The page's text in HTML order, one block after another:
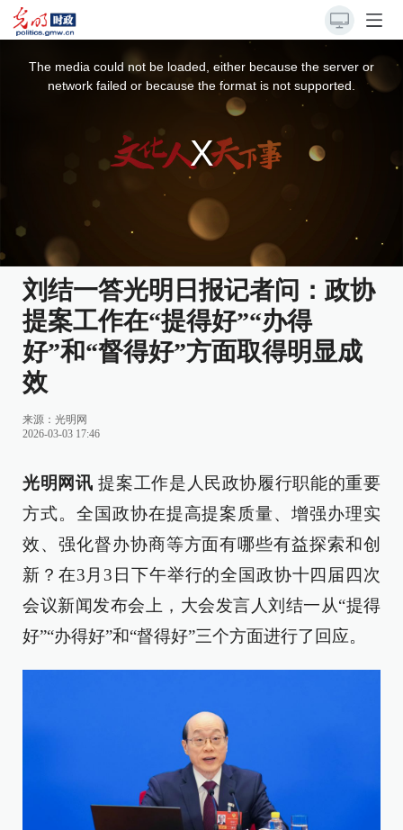
The media could not be loaded, either because the server or
network failed or because the format is not supported.
刘结一答光明日报记者问：政协
提案工作在“提得好”“办得
好”和“督得好”方面取得明显成
效
来源： 光明网
2026-03-03 17:46
光明网讯 提案工作是人民政协履行职能的重要
方式。全国政协在提高提案质量、增强办理实
效、强化督办协商等方面有哪些有益探索和创
新？在3月3日下午举行的全国政协十四届四次
会议新闻发布会上，大会发言人刘结一从“提得
好”“办得好”和“督得好”三个方面进行了回应。